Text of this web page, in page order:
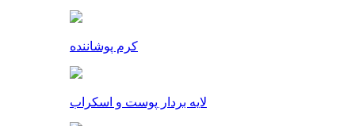
کرم پوشاننده
لایه بردار پوست و اسکراب